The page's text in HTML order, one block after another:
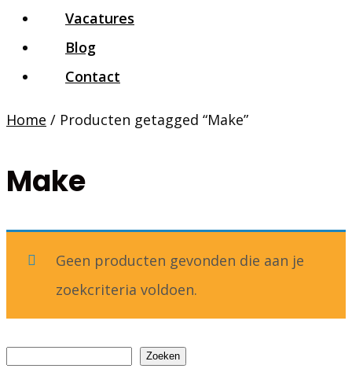
Vacatures
Blog
Contact
Home / Producten getagged “Make”
Make
Geen producten gevonden die aan je
zoekcriteria voldoen.
Zoeken